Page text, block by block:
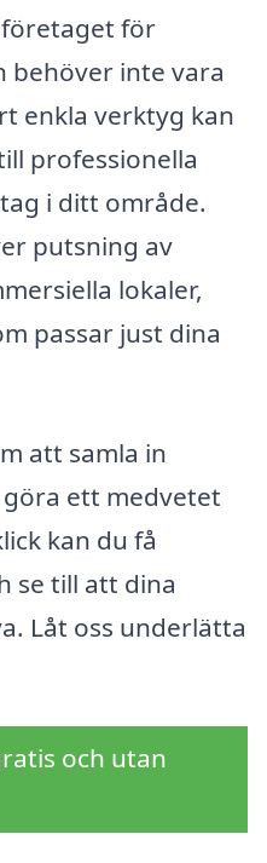
för
behöver inte vara
enkla verktyg kan
professionella
i ditt område.
putsning av
lokaler,
passar just dina
att samla in
ett medvetet
kan du få
se till att dina
Låt oss underlätta
och utan